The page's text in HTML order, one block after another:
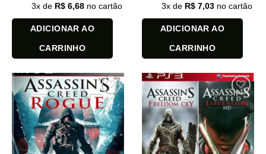
3x de R$ 6,68 no cartão
ADICIONAR AO
CARRINHO
3x de R$ 7,03 no cartão
ADICIONAR AO
CARRINHO